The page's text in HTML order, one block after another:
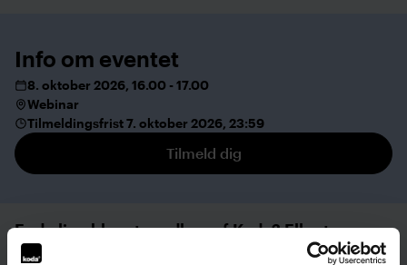
Info om eventet
8. oktober 2026, 16.00 - 17.00
Webinar
Tilmeldingsfrist 7. oktober 2026, 23:59
Tilmeld dig
Er du lige blevet medlem af Koda? Eller trænger
du til et brush-up på, hvordan det hele